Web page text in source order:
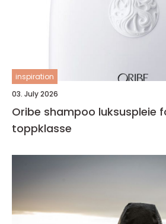
inspiration
03. July 2026
Oribe shampoo luksuspleie for hår i
toppklasse